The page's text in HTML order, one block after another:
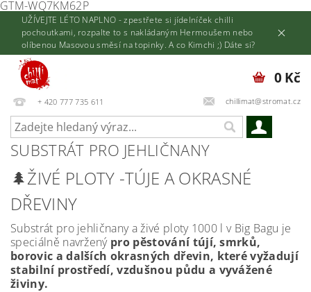
GTM-WQ7KM62P
UŽÍVEJTE LÉTO NAPLNO - zpestřete si jídelníček chilli
pochoutkami, rozpalte to s nakládaným Hermoušem nebo
olíbenou Masovou směsí na topinky. A co Kimchi ;) Dáte si?
+ 420 777 735 611 chillimat@stromat.cz
0 Kč
SUBSTRÁT PRO JEHLIČNANY
🌲ŽIVÉ PLOTY -TÚJE A OKRASNÉ
DŘEVINY
Substrát pro jehličnany a živé ploty 1000 l v Big Bagu je
speciálně navržený pro pěstování tújí, smrků,
borovic a dalších okrasných dřevin, které vyžadují
stabilní prostředí, vzdušnou půdu a vyvážené
živiny.